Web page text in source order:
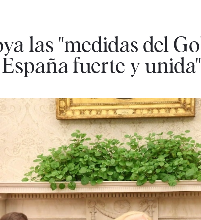
las "medidas del
fuerte y unida"